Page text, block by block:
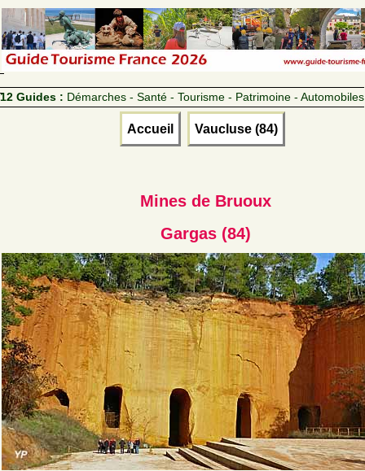
12 Guides : Démarches - Santé - Tourisme - Patrimoine - Automobiles
Accueil Vaucluse (84)
Mines de Bruoux
Gargas (84)